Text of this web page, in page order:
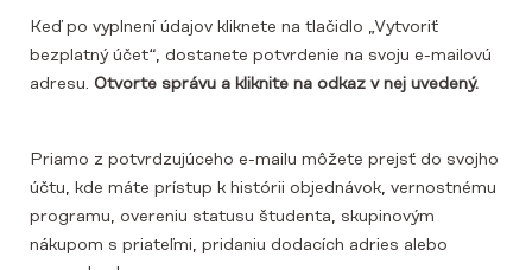
Keď po vyplnení údajov kliknete na tlačidlo „Vytvoriť
bezplatný účet“, dostanete potvrdenie na svoju e-mailovú
adresu. Otvorte správu a kliknite na odkaz v nej uvedený.
Priamo z potvrdzujúceho e-mailu môžete prejsť do svojho
účtu, kde máte prístup k histórii objednávok, vernostnému
programu, overeniu statusu študenta, skupinovým
nákupom s priateľmi, pridaniu dodacích adries alebo